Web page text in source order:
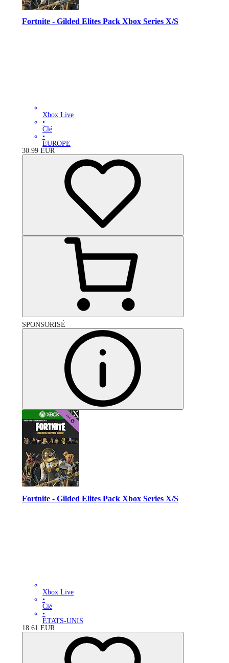
Fortnite - Gilded Elites Pack Xbox Series X/S
Xbox Live
•
Clé
•
EUROPE
30.99 EUR
SPONSORISÉ
Fortnite - Gilded Elites Pack Xbox Series X/S
Xbox Live
•
Clé
•
ÉTATS-UNIS
18.61 EUR